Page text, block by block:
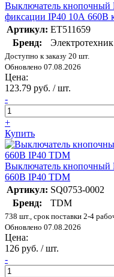
Выключатель кнопочный
фиксации IP40 10А 660В
Артикул: ET511659
Бренд:
Электротехник
Доступно к заказу 20 шт.
Обновлено 07.08.2026
Цена:
123.79 руб. / шт.
-
+
Купить
Выключатель кнопочный
660B IP40 TDM
Артикул: SQ0753-0002
Бренд:
TDM
738 шт., срок поставки 2-4
Обновлено 07.08.2026
Цена:
126 руб. / шт.
-